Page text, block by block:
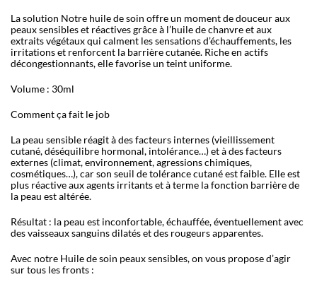
La solution Notre huile de soin offre un moment de douceur aux
peaux sensibles et réactives grâce à l’huile de chanvre et aux
extraits végétaux qui calment les sensations d’échauffements, les
irritations et renforcent la barrière cutanée. Riche en actifs
décongestionnants, elle favorise un teint uniforme.
Volume : 30ml
Comment ça fait le job
La peau sensible réagit à des facteurs internes (vieillissement
cutané, déséquilibre hormonal, intolérance…) et à des facteurs
externes (climat, environnement, agressions chimiques,
cosmétiques…), car son seuil de tolérance cutané est faible. Elle est
plus réactive aux agents irritants et à terme la fonction barrière de
la peau est altérée.
Résultat : la peau est inconfortable, échauffée, éventuellement avec
des vaisseaux sanguins dilatés et des rougeurs apparentes.
Avec notre Huile de soin peaux sensibles, on vous propose d’agir
sur tous les fronts :